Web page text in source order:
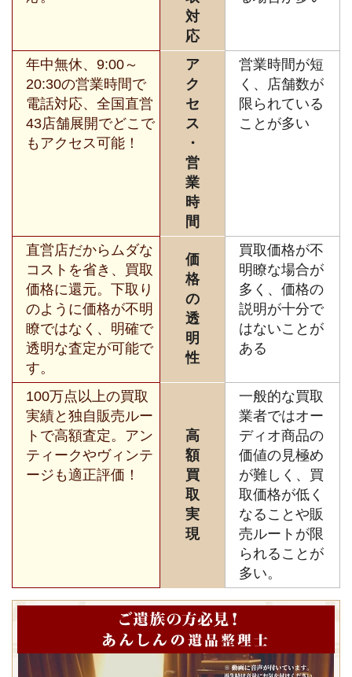
対
応
年中無休、9:00～
20:30の営業時間で
電話対応、全国直営
43店舗展開でどこで
もアクセス可能！
ア
ク
セ
ス
・
営
業
時
間
営業時間が短
く、店舗数が
限られている
ことが多い
直営店だからムダな
コストを省き、買取
価格に還元。下取り
のように価格が不明
瞭ではなく、明確で
透明な査定が可能で
す。
価
格
の
透
明
性
買取価格が不
明瞭な場合が
多く、価格の
説明が十分で
はないことが
ある
100万点以上の買取
実績と独自販売ルー
トで高額査定。アン
ティークやヴィンテ
ージも適正評価！
高
額
買
取
実
現
一般的な買取
業者ではオー
ディオ商品の
価値の見極め
が難しく、買
取価格が低く
なることや販
売ルートが限
られることが
多い。